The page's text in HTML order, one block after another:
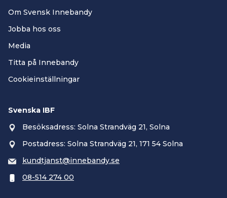
Om Svensk Innebandy
Jobba hos oss
Media
Titta på Innebandy
Cookieinställningar
Svenska IBF
Besöksadress: Solna Strandväg 21, Solna
Postadress: Solna Strandväg 21, 171 54 Solna
kundtjanst@innebandy.se
08-514 274 00